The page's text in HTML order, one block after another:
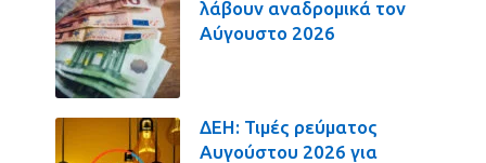
λάβουν αναδρομικά τον
Αύγουστο 2026
ΔΕΗ: Τιμές ρεύματος
Αυγούστου 2026 για